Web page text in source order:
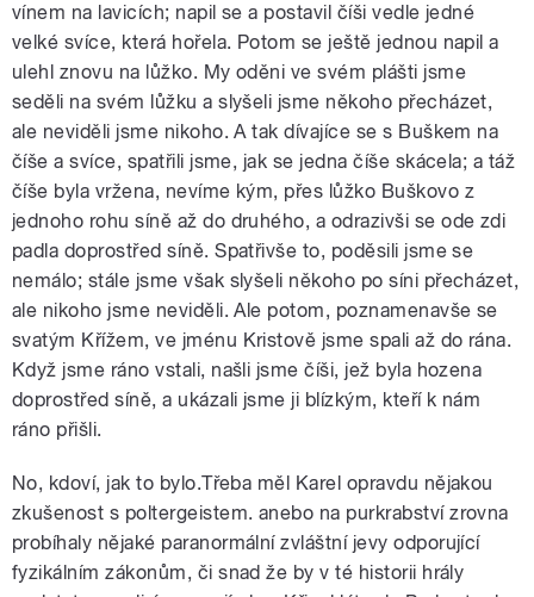
vínem na lavicích; napil se a postavil číši vedle jedné
velké svíce, která hořela. Potom se ještě jednou napil a
ulehl znovu na lůžko. My oděni ve svém plášti jsme
seděli na svém lůžku a slyšeli jsme někoho přecházet,
ale neviděli jsme nikoho. A tak dívajíce se s Buškem na
číše a svíce, spatřili jsme, jak se jedna číše skácela; a táž
číše byla vržena, nevíme kým, přes lůžko Buškovo z
jednoho rohu síně až do druhého, a odrazivši se ode zdi
padla doprostřed síně. Spatřivše to, poděsili jsme se
nemálo; stále jsme však slyšeli někoho po síni přecházet,
ale nikoho jsme neviděli. Ale potom, poznamenavše se
svatým Křížem, ve jménu Kristově jsme spali až do rána.
Když jsme ráno vstali, našli jsme číši, jež byla hozena
doprostřed síně, a ukázali jsme ji blízkým, kteří k nám
ráno přišli.
No, kdoví, jak to bylo.Třeba měl Karel opravdu nějakou
zkušenost s poltergeistem. anebo na purkrabství zrovna
probíhaly nějaké paranormální zvláštní jevy odporující
fyzikálním zákonům, či snad že by v té historii hrály